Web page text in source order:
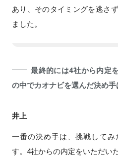
あり、そのタイミングを逃さ
ました。
最終的には4社から内定
の中でカオナビを選んだ決め
井上
一番の決め手は、挑戦して
す。4社からの内定をいただい